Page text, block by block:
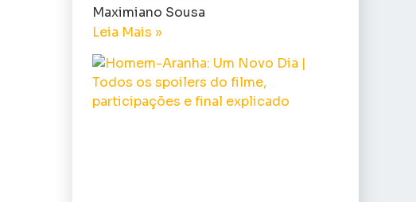
Maximiano Sousa
Leia Mais »